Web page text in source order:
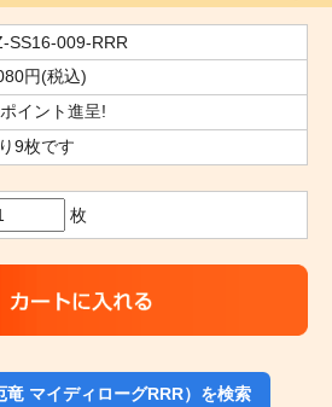
SS16-009-RRR
円(税込)
イント進呈!
9枚です
枚
竜 マイディローグRRR）を検索